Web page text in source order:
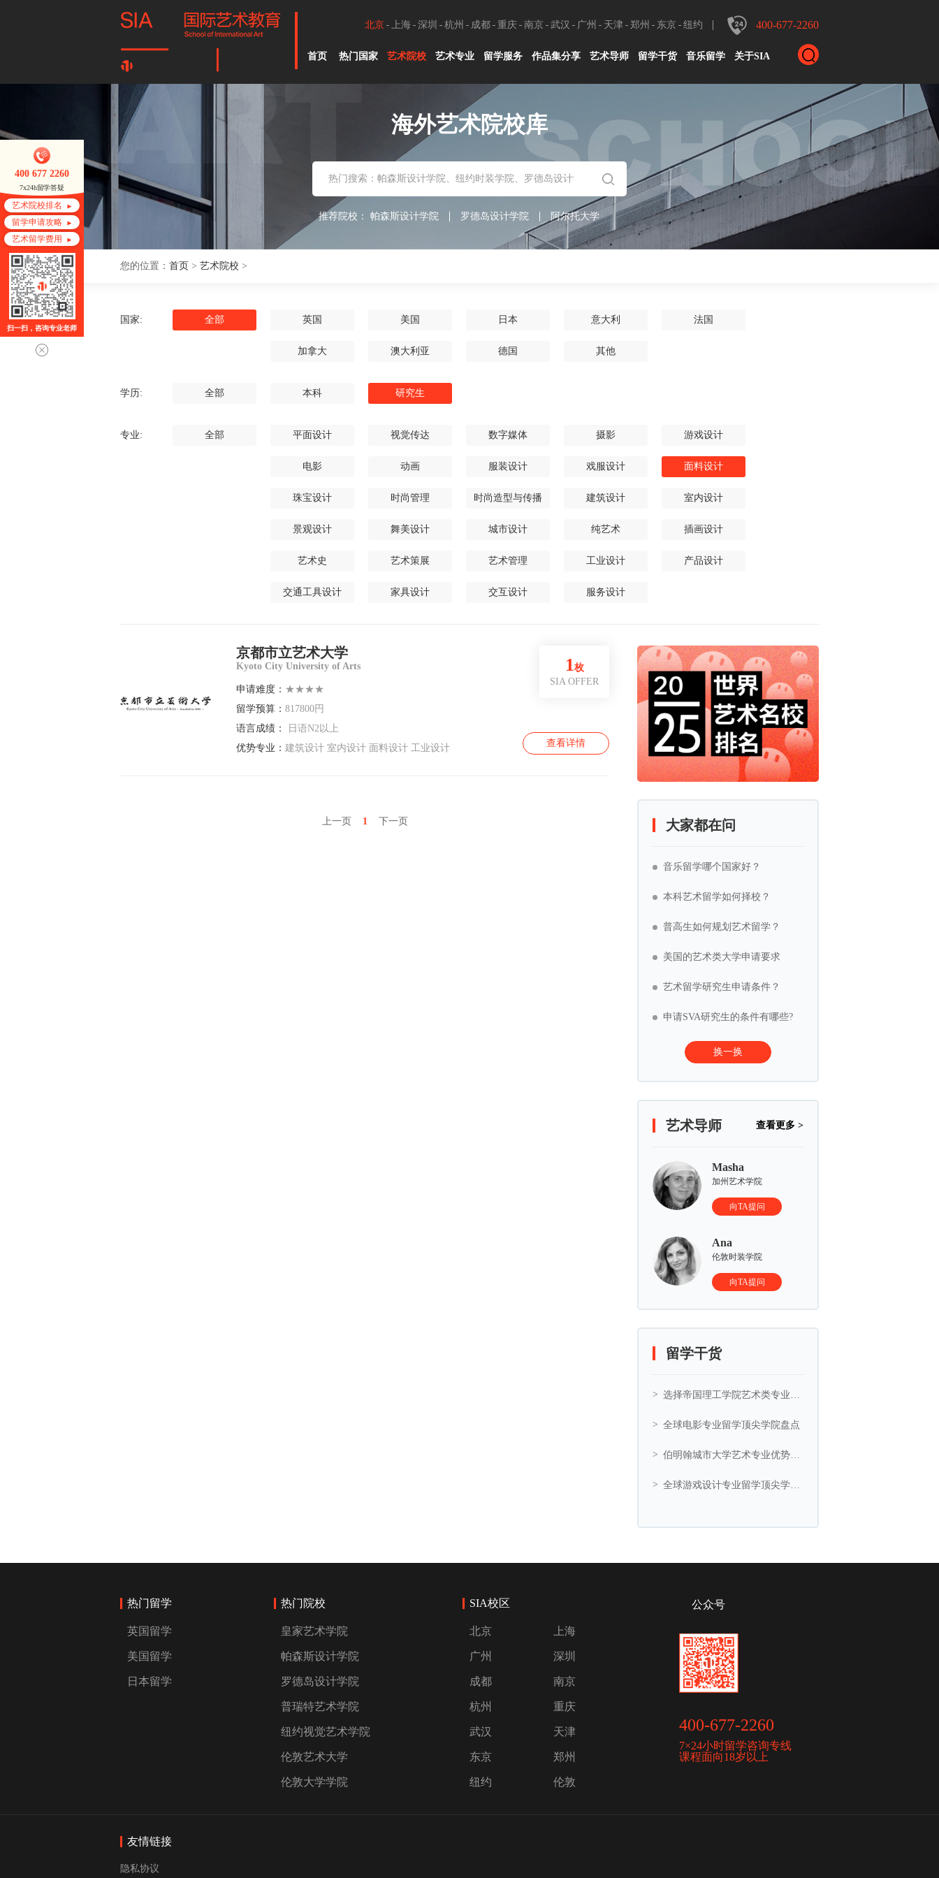
400-677-2260
北京 上海 深圳 杭州 成都 重庆 南京 武汉 广州 天津 郑州 东京 纽约
首页 热门国家 艺术院校 艺术专业 留学服务 作品集分享 艺术导师 留学干货 音乐留学 关于SIA
海外艺术院校库
推荐院校： 帕森斯设计学院 罗德岛设计学院 阿尔托大学
您的位置： 首页 > 艺术院校 >
国家: 全部 英国 美国 日本 意大利 法国
加拿大 澳大利亚 德国 其他
学历: 全部 本科 研究生
专业: 全部 平面设计 视觉传达 数字媒体 摄影 游戏设计
电影 动画 服装设计 戏服设计 面料设计
珠宝设计 时尚管理 时尚造型与传播 建筑设计 室内设计
景观设计 舞美设计 城市设计 纯艺术 插画设计
艺术史 艺术策展 艺术管理 工业设计 产品设计
交通工具设计 家具设计 交互设计 服务设计
查看详情
1枚
SIA OFFER
京都市立艺术大学
Kyoto City University of Arts
申请难度： ★★★★
留学预算： 817800円
语言成绩：
日语N2以上
优势专业： 建筑设计 室内设计 面料设计 工业设计
上一页 1 下一页 大家都在问
音乐留学哪个国家好？
本科艺术留学如何择校？
普高生如何规划艺术留学？
美国的艺术类大学申请要求
艺术留学研究生申请条件？
申请SVA研究生的条件有哪些?
换一换
查看更多 >
艺术导师
Masha
加州艺术学院
向TA提问
Ana
伦敦时装学院
向TA提问
留学干货
选择帝国理工学院艺术类专业的5大理由
全球电影专业留学顶尖学院盘点
伯明翰城市大学艺术专业优势与艺术相关专业推荐
全球游戏设计专业留学顶尖学院盘点
热门留学
英国留学
美国留学
日本留学
热门院校
皇家艺术学院
帕森斯设计学院
罗德岛设计学院
普瑞特艺术学院
纽约视觉艺术学院
伦敦艺术大学
伦敦大学学院
SIA校区
北京 上海
广州 深圳
成都 南京
杭州 重庆
武汉 天津
东京 郑州
纽约 伦敦
公众号
400-677-2260
7×24小时留学咨询专线
课程面向18岁以上
友情链接
隐私协议
400 677 2260
7x24h留学答疑
艺术院校排名
留学申请攻略
艺术留学费用
扫一扫，咨询专业老师